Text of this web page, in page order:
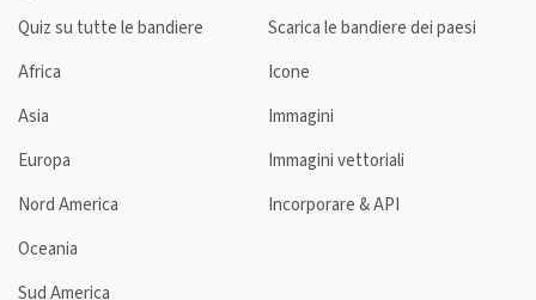
Quiz su tutte le bandiere
Africa
Asia
Europa
Nord America
Oceania
Sud America
Scarica le bandiere dei paesi
Icone
Immagini
Immagini vettoriali
Incorporare & API